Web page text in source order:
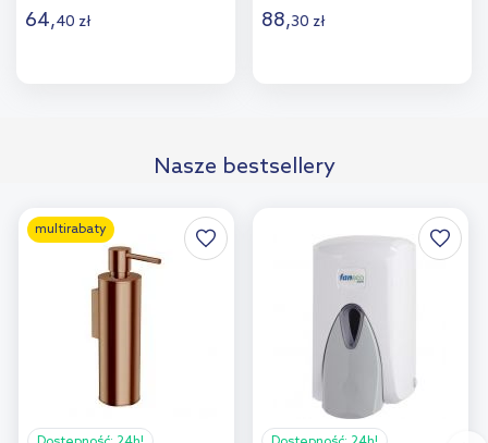
64,40 zł
porównania
88,30 zł
porównania
Nasze bestsellery
multirabaty